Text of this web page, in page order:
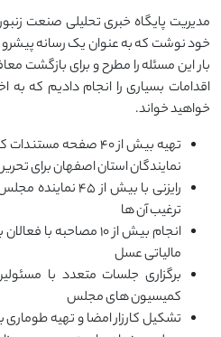
مدیریت پايگاه خبری تحليلی صنعت
خود نوشت که به عنوان یک رسانه پیشرو
بار این مسئله را مطرح و برای بازگشت
اقدامات بسیاری را انجام دادیم که به
خواهید خواند.
تهیه بیش از ۴۰ صفحه
نمایندگان استان اصفهان برای
رایزنی با بیش از
ترغیب آن‌ ها
انجام بیش از ۱۰
مالیاتی عسل
برگزاری جلسات متعدد با
کمیسیون ‌های مجلس